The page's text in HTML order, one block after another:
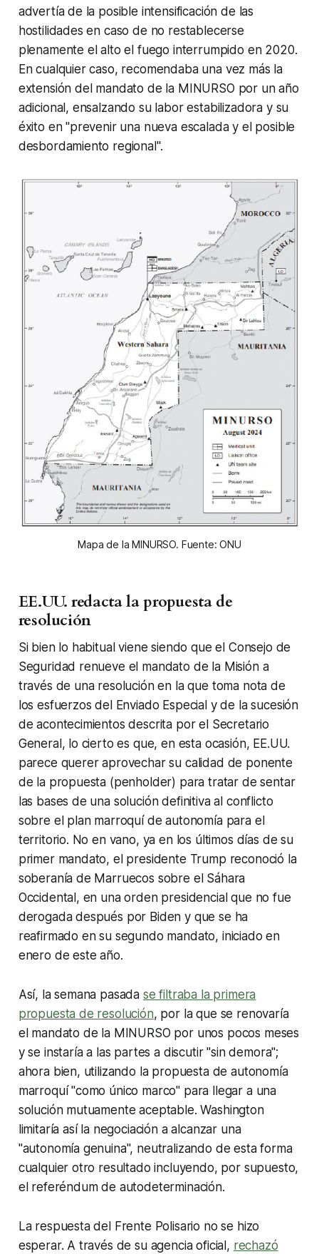
advertía de la posible intensificación de las
hostilidades en caso de no restablecerse
plenamente el alto el fuego interrumpido en 2020.
En cualquier caso, recomendaba una vez más la
extensión del mandato de la MINURSO por un año
adicional, ensalzando su labor estabilizadora y su
éxito en "prevenir una nueva escalada y el posible
desbordamiento regional".
Mapa de la MINURSO. Fuente: ONU
EE.UU. redacta la propuesta de
resolución
Si bien lo habitual viene siendo que el Consejo de
Seguridad renueve el mandato de la Misión a
través de una resolución en la que toma nota de
los esfuerzos del Enviado Especial y de la sucesión
de acontecimientos descrita por el Secretario
General, lo cierto es que, en esta ocasión, EE.UU.
parece querer aprovechar su calidad de ponente
de la propuesta (penholder) para tratar de sentar
las bases de una solución definitiva al conflicto
sobre el plan marroquí de autonomía para el
territorio. No en vano, ya en los últimos días de su
primer mandato, el presidente Trump reconoció la
soberanía de Marruecos sobre el Sáhara
Occidental, en una orden presidencial que no fue
derogada después por Biden y que se ha
reafirmado en su segundo mandato, iniciado en
enero de este año.
Así, la semana pasada se filtraba la primera
propuesta de resolución, por la que se renovaría
el mandato de la MINURSO por unos pocos meses
y se instaría a las partes a discutir "sin demora";
ahora bien, utilizando la propuesta de autonomía
marroquí "como único marco" para llegar a una
solución mutuamente aceptable. Washington
limitaría así la negociación a alcanzar una
"autonomía genuina", neutralizando de esta forma
cualquier otro resultado incluyendo, por supuesto,
el referéndum de autodeterminación.
La respuesta del Frente Polisario no se hizo
esperar. A través de su agencia oficial, rechazó